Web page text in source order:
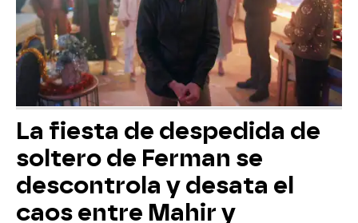
La fiesta de despedida de
soltero de Ferman se
descontrola y desata el
caos entre Mahir y